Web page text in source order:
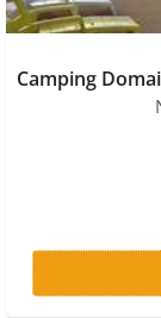
location la
(Piscine, Club